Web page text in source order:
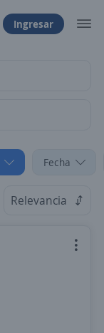
Ingresar
Fecha
Relevancia